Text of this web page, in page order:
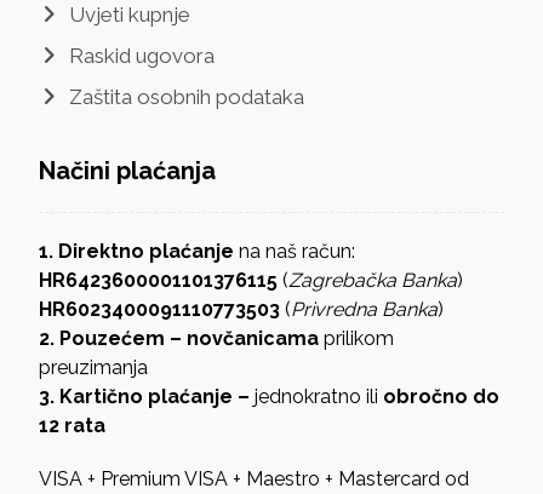
Uvjeti kupnje
Raskid ugovora
Zaštita osobnih podataka
Načini plaćanja
1. Direktno plaćanje na naš račun:
HR6423600001101376115(Zagrebačka Banka)
HR6023400091110773503(Privredna Banka)
2. Pouzećem – novčanicamaprilikom
preuzimanja
3. Kartično plaćanje –jednokratno ili obročno do
12 rata
VISA + Premium VISA + Maestro + Mastercard od